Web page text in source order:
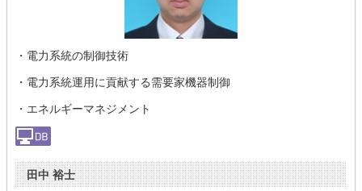
・電力系統の制御技術
・電力系統運用に貢献する需要家機器制御
・エネルギーマネジメント
田中 裕士